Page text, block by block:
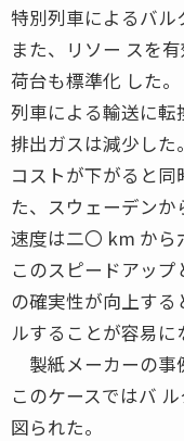
特別列車によるバル
また、リソー スを
荷台も標準化 した。
列車による輸送に転
排出ガスは減少した。
コストが下がると
た、スウェーデン
速度は二〇 km から
このスピードアッ
の確実性が向上す
ルすることが容易に
製紙メーカーの事
このケースではバ
図られた。